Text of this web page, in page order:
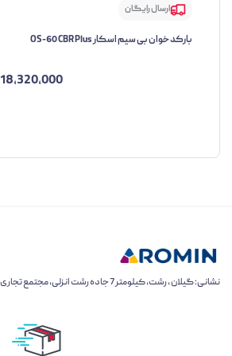
ارسال رایگان
بارکد خوان بی سیم اسکار OS-60 CBR Plus
18,320,000
نشانی: گیلان ، رشت، کیلومتر 7 جاده رشت انزلی، مجتمع تجاری سعادت، طبقه دوم